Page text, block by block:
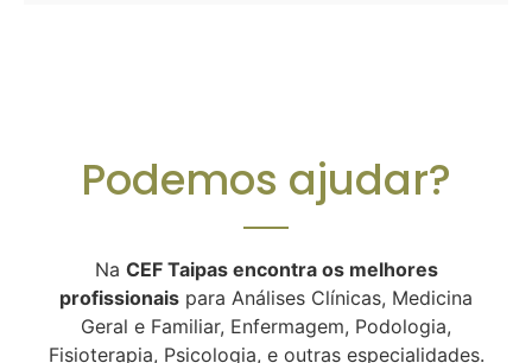
Podemos ajudar?
Na CEF Taipas encontra os melhores
profissionais para Análises Clínicas, Medicina
Geral e Familiar, Enfermagem, Podologia,
Fisioterapia, Psicologia, e outras especialidades.